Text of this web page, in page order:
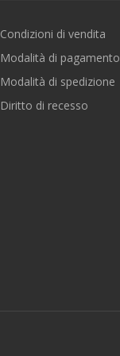
Condizioni di vendita
Modalità di pagamento
Modalità di spedizione
Diritto di recesso